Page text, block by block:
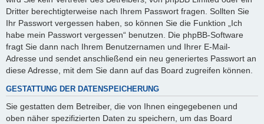
Dritter berechtigterweise nach Ihrem Passwort fragen. Sollten Sie
Ihr Passwort vergessen haben, so können Sie die Funktion „Ich
habe mein Passwort vergessen“ benutzen. Die phpBB-Software
fragt Sie dann nach Ihrem Benutzernamen und Ihrer E-Mail-
Adresse und sendet anschließend ein neu generiertes Passwort an
diese Adresse, mit dem Sie dann auf das Board zugreifen können.
GESTATTUNG DER DATENSPEICHERUNG
Sie gestatten dem Betreiber, die von Ihnen eingegebenen und
oben näher spezifizierten Daten zu speichern, um das Board